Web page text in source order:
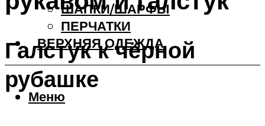
ШАПКИ/ШАРФЫ
ПЕРЧАТКИ
ВЕРХНЯЯ ОДЕЖДА
Меню
Галстук к чёрной
рубашке